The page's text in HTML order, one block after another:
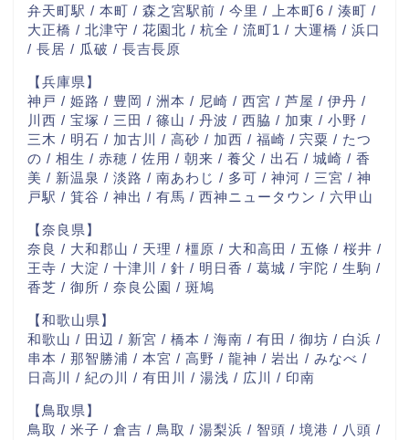
弁天町駅 / 本町 / 森之宮駅前 / 今里 / 上本町6 / 湊町 /
大正橋 / 北津守 / 花園北 / 杭全 / 流町1 / 大運橋 / 浜口
/ 長居 / 瓜破 / 長吉長原
【兵庫県】
神戸 / 姫路 / 豊岡 / 洲本 / 尼崎 / 西宮 / 芦屋 / 伊丹 /
川西 / 宝塚 / 三田 / 篠山 / 丹波 / 西脇 / 加東 / 小野 /
三木 / 明石 / 加古川 / 高砂 / 加西 / 福崎 / 宍粟 / たつ
の / 相生 / 赤穂 / 佐用 / 朝来 / 養父 / 出石 / 城崎 / 香
美 / 新温泉 / 淡路 / 南あわじ / 多可 / 神河 / 三宮 / 神
戸駅 / 箕谷 / 神出 / 有馬 / 西神ニュータウン / 六甲山
【奈良県】
奈良 / 大和郡山 / 天理 / 橿原 / 大和高田 / 五條 / 桜井 /
王寺 / 大淀 / 十津川 / 針 / 明日香 / 葛城 / 宇陀 / 生駒 /
香芝 / 御所 / 奈良公園 / 斑鳩
【和歌山県】
和歌山 / 田辺 / 新宮 / 橋本 / 海南 / 有田 / 御坊 / 白浜 /
串本 / 那智勝浦 / 本宮 / 高野 / 龍神 / 岩出 / みなべ /
日高川 / 紀の川 / 有田川 / 湯浅 / 広川 / 印南
【鳥取県】
鳥取 / 米子 / 倉吉 / 鳥取 / 湯梨浜 / 智頭 / 境港 / 八頭 /